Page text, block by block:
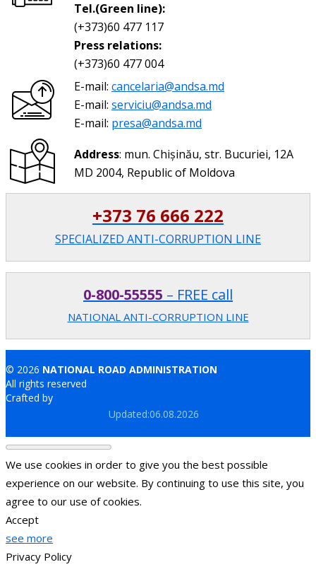
Tel.(Green line):
(+373)60 477 117
Press relations:
(+373)60 477 004
E-mail: cancelaria@andsa.md
E-mail: serviciu@andsa.md
E-mail: presa@andsa.md
Address: mun. Chișinău, str. Bucuriei, 12A
MD 2004, Republic of Moldova
+373 76 666 222
SPECIALIZED ANTI-CORRUPTION LINE
0-800-55555 – FREE call
NATIONAL ANTI-CORRUPTION LINE
© 2026 NATIONAL ROAD ADMINISTRATION
All rights reserved
Crafted by
Updated:06.08.2026
We use cookies in order to give you the best possible
experience on our website. By continuing to use this site, you
agree to our use of cookies.
Accept
see more
Privacy Policy